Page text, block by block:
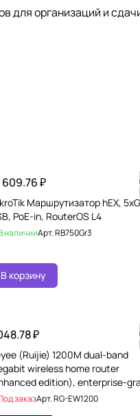
для организаций и
609.76 ₽
Маршрутизатор hEX,
PoE-in, RouterOS L4
наличииАрт.RB750Gr3
В корзину
₽
(Ruijie) 1200M dual-band
wireless home router
edition), enterprise-
100Mbps broadband
заказАрт.RG-EW1200